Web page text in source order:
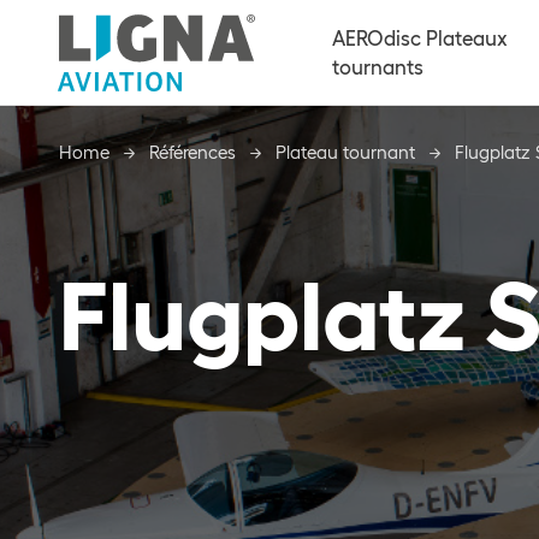
AEROdisc Plateaux
tournants
Flugplatz
Home Références Plateau tournant Flugplatz
Home Références Plateau tournant Flugplatz